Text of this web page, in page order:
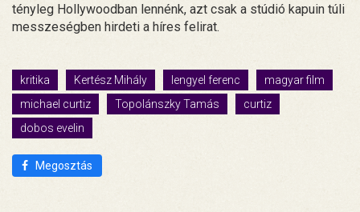
tényleg Hollywoodban lennénk, azt csak a stúdió kapuin túli
messzeségben hirdeti a híres felirat.
kritika Kertész Mihály lengyel ferenc
magyar film
michael curtiz
Topolánszky Tamás
curtiz
dobos evelin
Megosztás